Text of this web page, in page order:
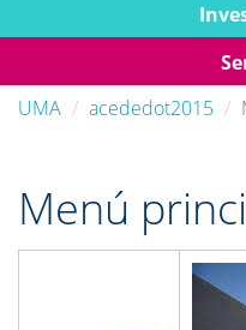
UMA
acededot2015
Menú